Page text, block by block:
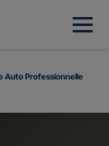
Auto Professionnelle